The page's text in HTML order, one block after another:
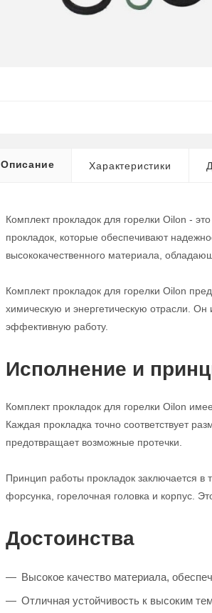
Описание Характеристики
Комплект прокладок для горелки Oilon -
прокладок, которые обеспечивают
высококачественного материала,
Комплект прокладок для горелки Oilon
химическую и энергетическую отрасли.
эффективную работу.
Исполнение и
Комплект прокладок для горелки Oilon
Каждая прокладка точно соответствует
предотвращает возможные протечки.
Принцип работы прокладок заключается
форсунка, горелочная головка и корпус.
Достоинства
Высокое качество материала,
Отличная устойчивость к высоким